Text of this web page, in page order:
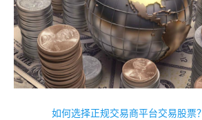
如何选择正规交易商平台交易股票？